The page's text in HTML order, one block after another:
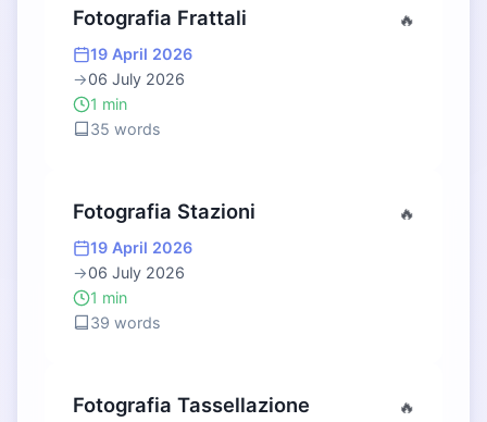
Fotografia Frattali 🔥
19 April 2026
→06 July 2026
1 min
35 words
Fotografia Stazioni 🔥
19 April 2026
→06 July 2026
1 min
39 words
Fotografia Tassellazione 🔥